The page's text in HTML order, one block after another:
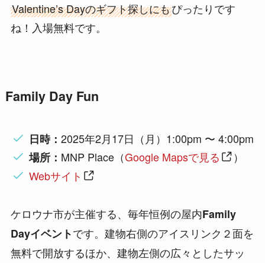
Valentine’s Dayのギフト探しにもぴったりです
ね！入場無料です。
Family Day Fun
日時：2025年2月17日（月）1:00pm 〜 4:00pm
場所： MNP Place（Google Mapsで見る
）
Webサイト
ケロウナ市が主催する、毎年恒例の屋内Family
Dayイベントです。建物右側のアイスリンク２面を
無料で開放するほか、建物左側の広々としたサッ